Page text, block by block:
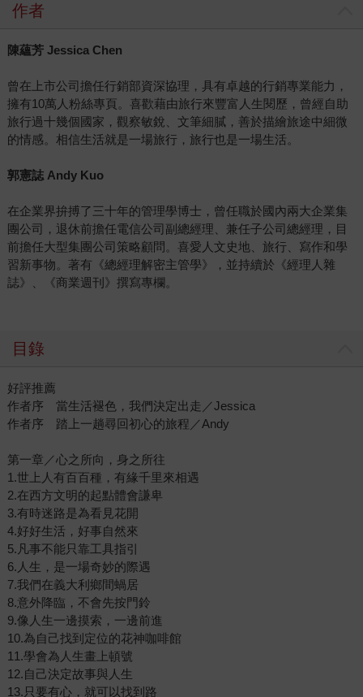
作者
陳蘊芳 Jessica Chen
曾在上市公司擔任行銷部資深協理，具有卓越的行銷專業能力，
擁有10萬人粉絲專頁。喜歡藉由旅行來豐富人生閱歷，曾經自助
旅行過十幾個國家，觀察敏銳、文筆細膩，善於描繪旅途中細微
的情感。相信生活就是一場旅行，旅行也是一場生活。
郭憲誌 Andy Kuo
在企業界拚搏了三十年的管理學博士，曾任職於國內兩大企業集
團公司，退休前擔任電信公司副總經理、兼任子公司總經理，目
前擔任大型集團公司策略顧問。喜愛人文史地、旅行、寫作和學
習新事物。著有《總經理解密主管學》，並持續於《經理人雜
誌》、《商業週刊》撰寫專欄。
目錄
好評推薦
作者序 當生活褪色，我們決定出走／Jessica
作者序 踏上一趟尋回初心的旅程／Andy
第一章／心之所向，身之所往
1.世上人有百百種，有緣千里來相遇
2.在西方文明的起點體會謙卑
3.有時迷路是為看見花開
4.好好生活，好事自然來
5.凡事不能只靠工具指引
6.人生，是一場奇妙的際遇
7.我們在義大利鄉間蝸居
8.意外降臨，不會先按門鈴
9.像人生一邊摸索，一邊前進
10.為自己找到定位的花神咖啡館
11.學會為人生畫上頓號
12.自己決定故事與人生
13.只要有心，就可以找到路